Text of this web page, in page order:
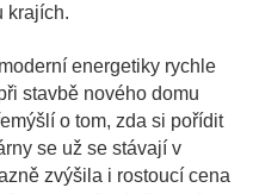
krajích.
energetiky rychle
stavbě nového domu
o tom, zda si pořídit
se už se stávají v
zvýšila i rostoucí cena